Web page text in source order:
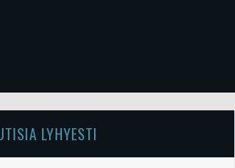
LYHYESTI